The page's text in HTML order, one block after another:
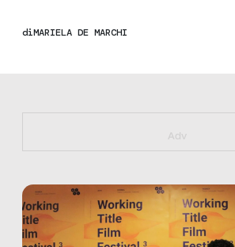
diMARIELA DE MARCHI
https://bit.ly/muster_aggiornamento
Adv